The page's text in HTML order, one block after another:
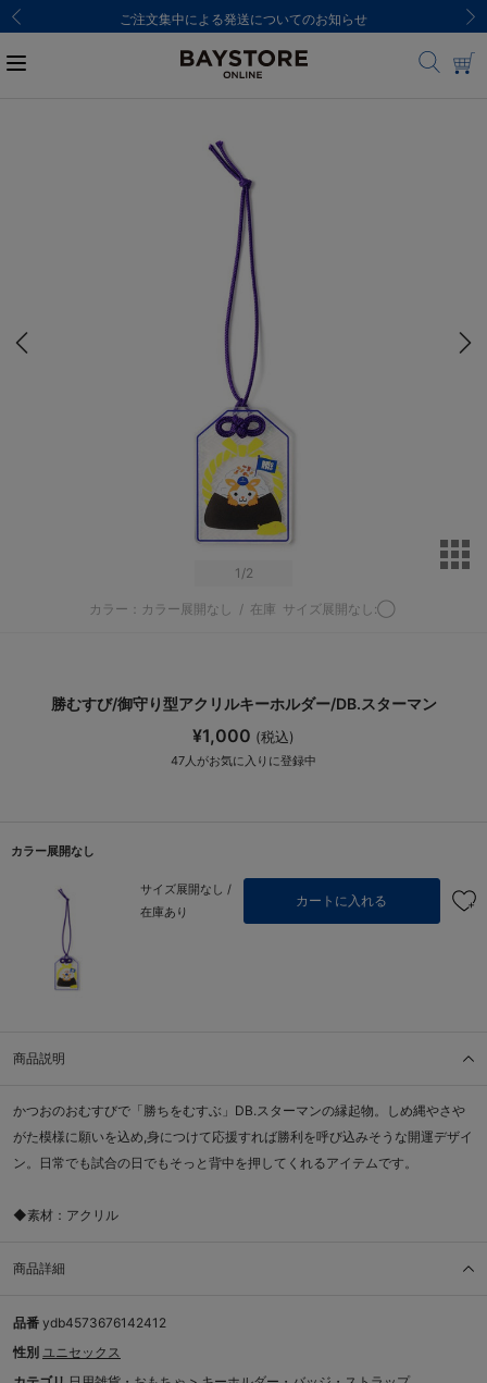
ご注文集中による発送についてのお知らせ
1 /2
カラー：カラー展開なし / 在庫 サイズ展開なし:◯
勝むすび/御守り型アクリルキーホルダー/DB.スターマン
¥1,000 (税込)
47人がお気に入りに登録中
カラー展開なし
サイズ展開なし /
在庫あり
カートに入れる
商品説明
かつおのおむすびで「勝ちをむすぶ」DB.スターマンの縁起物。しめ縄やさや
がた模様に願いを込め,身につけて応援すれば勝利を呼び込みそうな開運デザイ
ン。日常でも試合の日でもそっと背中を押してくれるアイテムです。
◆素材：アクリル
商品詳細
品番 ydb4573676142412
性別 ユニセックス